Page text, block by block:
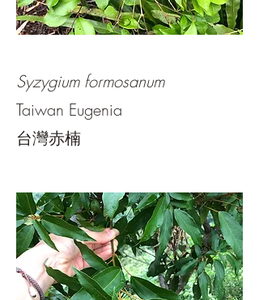
Syzygium formosanum
Taiwan Eugenia
台灣赤楠